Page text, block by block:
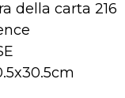
della carta 216